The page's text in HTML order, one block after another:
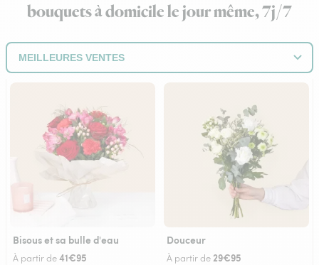
bouquets à domicile le jour même, 7j/7
Bisous et sa bulle d'eau
À partir de41€95
Douceur
À partir de29€95